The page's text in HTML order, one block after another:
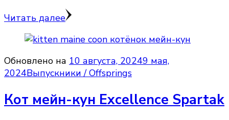
Читать далее
Обновлено на 10 августа, 20249 мая,
2024Выпускники / Offsprings
Кот мейн-кун Excellence Spartak